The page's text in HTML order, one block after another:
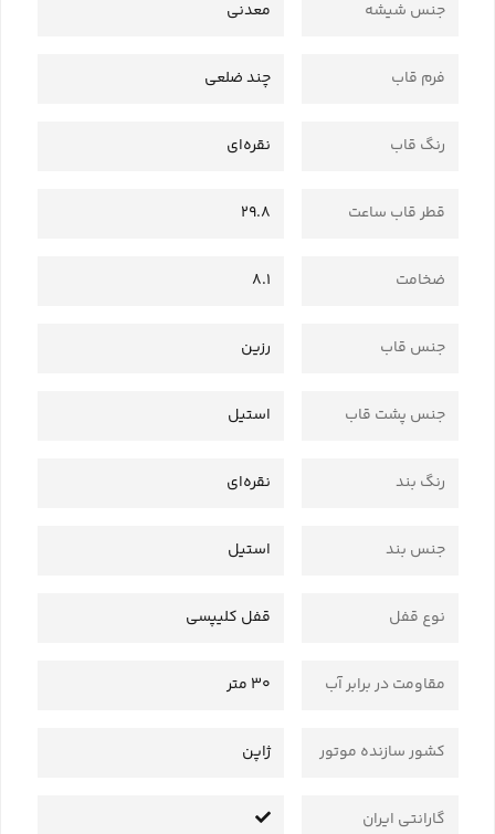
جنس شیشه معدنی
فرم قاب چند ضلعی
رنگ قاب نقره‌ای
قطر قاب ساعت 29.8
ضخامت 8.1
جنس قاب رزین
جنس پشت قاب استیل
رنگ بند نقره‌ای
جنس بند استیل
نوع قفل قفل کلیپسی
مقاومت در برابر آب 30 متر
کشور سازنده موتور ژاپن
گارانتی ایران